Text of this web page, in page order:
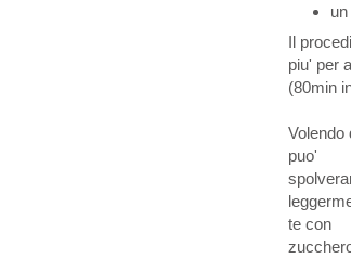
un
Il
piu' per
(80min
Volendo
puo'
te con